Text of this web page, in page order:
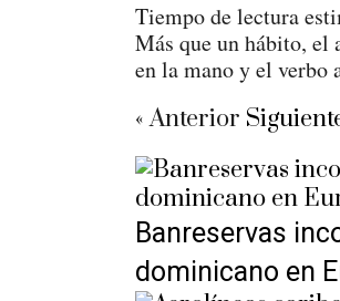
Tiempo de lectura
Más que un hábito, el
en la mano y el verbo
« Anterior
Banreservas
dominicano en